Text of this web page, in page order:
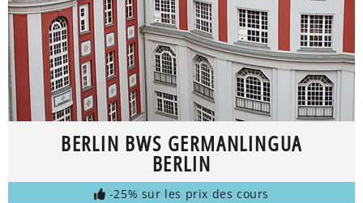
BERLIN BWS GERMANLINGUA
BERLIN
-25% sur les prix des cours